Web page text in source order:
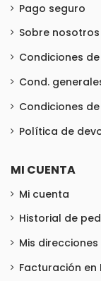
Pago seguro
Sobre nosotros
Condiciones
Cond.
Condiciones de
Política de
MI CUENTA
Mi cuenta
Historial de
Mis direcciones
Facturación en